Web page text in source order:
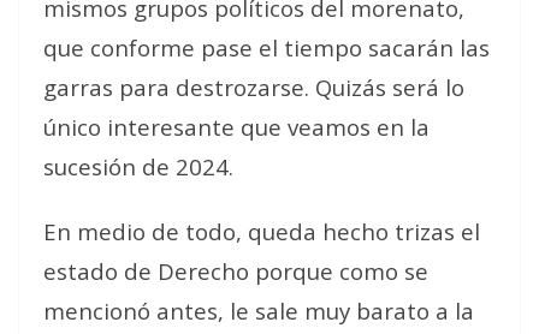
mismos grupos políticos del morenato,
que conforme pase el tiempo sacarán las
garras para destrozarse. Quizás será lo
único interesante que veamos en la
sucesión de 2024.
En medio de todo, queda hecho trizas el
estado de Derecho porque como se
mencionó antes, le sale muy barato a la